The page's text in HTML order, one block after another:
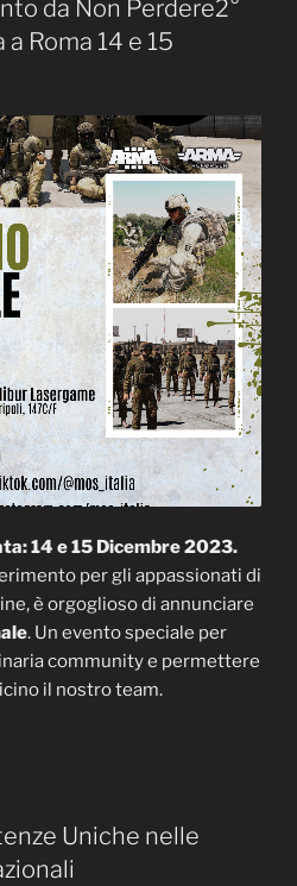
da Non Perdere2°
Roma 14 e 15
14 e 15 Dicembre 2023.
per gli appassionati di
è orgoglioso di annunciare
. Un evento speciale per
community e permettere
il nostro team.
Uniche nelle